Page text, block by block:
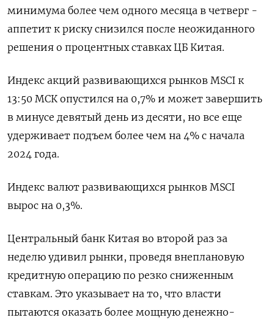
минимума более чем одного месяца в четверг -
аппетит к риску снизился после неожиданного
решения о процентных ставках ЦБ Китая.
Индекс акций развивающихся рынков MSCI к
13:50 МСК опустился на 0,7% и может завершить
в минусе девятый день из десяти, но все еще
удерживает подъем более чем на 4% с начала
2024 года.
Индекс валют развивающихся рынков MSCI
вырос на 0,3%.
Центральный банк Китая во второй раз за
неделю удивил рынки, проведя внеплановую
кредитную операцию по резко сниженным
ставкам. Это указывает на то, что власти
пытаются оказать более мощную денежно-